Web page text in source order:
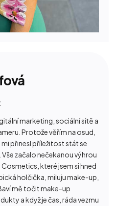
marketing, sociální sítě a
Protože věřím na osud,
přinesl příležitost stát se
začalo nečekanou výhrou
které jsem si hned
holčička, miluju make-up,
mě točit make-up
a když je čas, ráda vezmu